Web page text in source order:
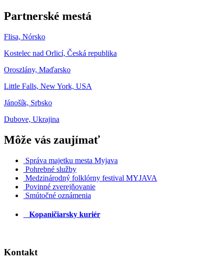
Partnerské mestá
Flisa, Nórsko
Kostelec nad Orlicí, Česká republika
Oroszlány, Maďarsko
Little Falls, New York, USA
Jánošík, Srbsko
Dubove, Ukrajina
Môže vás zaujímať
Správa majetku mesta Myjava
Pohrebné služby
Medzinárodný folklórny festival MYJAVA
Povinné zverejňovanie
Smútočné oznámenia
Kopaničiarsky kuriér
Kontakt